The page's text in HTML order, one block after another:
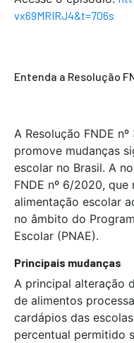
vx69MRIRJ4&t=706s
Entenda a Resolução
A Resolução FNDE
promove mudanças
escolar no Brasil. A
FNDE nº 6/2020,
alimentação escolar
no âmbito do
Escolar (PNAE).
Principais mudanças
A principal alteração
de alimentos
cardápios das
percentual permitido